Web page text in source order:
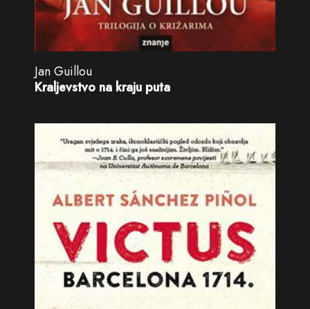
Jan Guillou
Kraljevstvo na kraju puta